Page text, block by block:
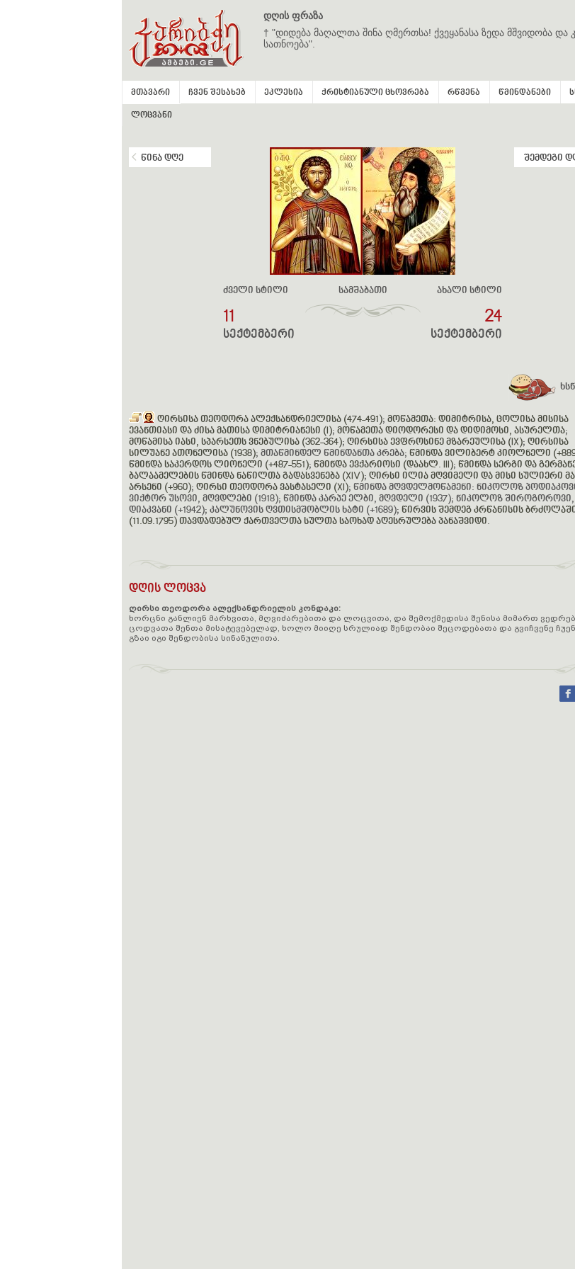
დღის ფრაზა
† "დიდება მაღალთა შინა ღმერთსა! ქვეყანასა ზედა მშვიდობა და
სათნოება".
მთავარი ჩვენ შესახებ ეკლესია ქრისტიანული ცხოვრება რწმენა წმინდანები
ლოცვანი
წინა დღე შემდეგი
ძველი სტილი
11
სექტემბერი
სამშაბათი ახალი სტილი
24
სექტემბერი
ღირსისა თეოდორა ალექსანდრიელისა (474-491); მოწამეთა: დიმიტრისა, ცოლისა მისისა
ევანთიასი და ძისა მათისა დიმიტრიანესი (I); მოწამეთა დიოდორესი და დიდიმოსი, ასურელთა;
მოწამისა იასი, სპარსეთს ვნებულისა (362-364); ღირსისა ევფროსინე მზარეულისა (IX); ღირსისა
სილუანე ათონელისა (1938); მთაწმინდელ წმინდანთა კრება; წმინდა ვილიბერტ კიოლნელი
წმინდა საკერდოს ლიონელი (+487-551); წმინდა ევქარიოსი (დაახლ. III); წმინდა სერგი და
ბალაამელების წმინდა ნაწილთა გადასვენება (XIV); ღირსი ილია მღვიმელი და მისი სულიერი
არსენი (+960); ღირსი თეოდორა ვასტასელი (XI); წმინდა მღვდელმოწამენი: ნიკოლოზ
ვიქტორ უსოვი, მღვდლები (1918); წმინდა კარპე ელბი, მღვდელი (1937); ნიკოლოზ შიროგოროვი,
დიაკვანი (+1942); კალუნოვის ღვთისმშობლის ხატი (+1689); წირვის შემდეგ კრწანისის
(11.09.1795) თავდადებულ ქართველთა სულთა საოხად აღესრულება პანაშვიდი.
დღის ლოცვა
ღირსი თეოდორა ალექსანდრიელის კონდაკი:
ხორცნი განლიენ მარხვითა, მღვიძარებითა და ლოცვითა, და შემოქმედისა შენისა მიმართ
ცოდვათა შენთა მისატევებელად, ხოლო მიიღე სრულიად შენდობაი შეცოდებათა და გვიჩვენე
გზაი იგი შენდობისა სინანულითა.